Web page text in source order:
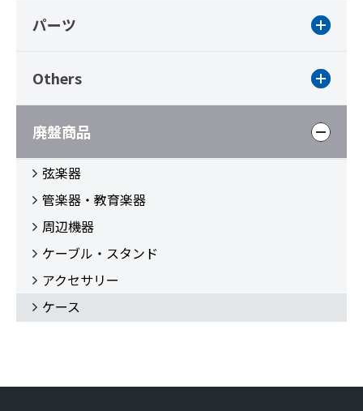
パーツ
Others
廃盤商品
弦楽器
管楽器・教育楽器
周辺機器
ケーブル・スタンド
アクセサリー
ケース